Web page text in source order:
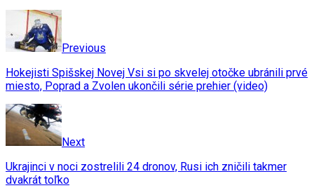
Previous
Hokejisti Spišskej Novej Vsi si po skvelej otočke ubránili prvé
miesto, Poprad a Zvolen ukončili série prehier (video)
Next
Ukrajinci v noci zostrelili 24 dronov, Rusi ich zničili takmer
dvakrát toľko